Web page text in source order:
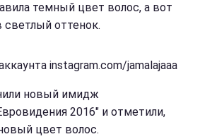
темный цвет волос, а вот
светлый оттенок.
instagram.com/jamalajaaa
новый имидж
2016" и отметили,
цвет волос.